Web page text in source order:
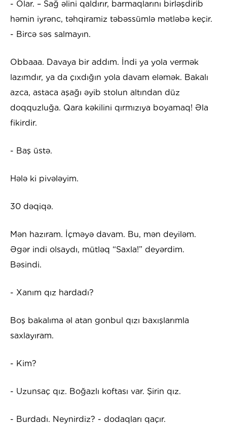
- Olar. – Sağ əlini qaldırır, barmaqlarını birləşdirib
həmin iyrənc, təhqiramiz təbəssümlə mətləbə keçir.
- Bircə səs salmayın.
Obbaaa. Davaya bir addım. İndi ya yola vermək
lazımdır, ya da çıxdığın yola davam eləmək. Bakalı
azca, astaca aşağı əyib stolun altından düz
doqquzluğa. Qara kəkilini qırmızıya boyamaq! Əla
fikirdir.
- Baş üstə.
Hələ ki pivələyim.
30 dəqiqə.
Mən hazıram. İçməyə davam. Bu, mən deyiləm.
Əgər indi olsaydı, mütləq “Saxla!” deyərdim.
Bəsindi.
- Xanım qız hardadı?
Boş bakalıma əl atan gonbul qızı baxışlarımla
saxlayıram.
- Kim?
- Uzunsaç qız. Boğazlı koftası var. Şirin qız.
- Burdadı. Neynirdiz? - dodaqları qaçır.